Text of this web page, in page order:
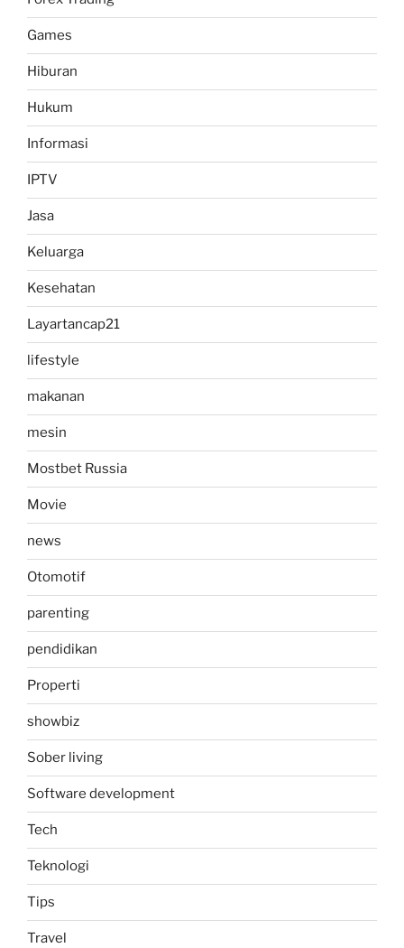
Games
Hiburan
Hukum
Informasi
IPTV
Jasa
Keluarga
Kesehatan
Layartancap21
lifestyle
makanan
mesin
Mostbet Russia
Movie
news
Otomotif
parenting
pendidikan
Properti
showbiz
Sober living
Software development
Tech
Teknologi
Tips
Travel